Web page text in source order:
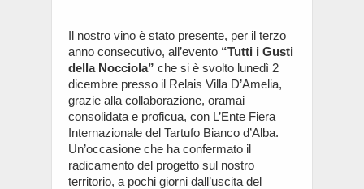
Il nostro vino è stato presente, per il terzo
anno consecutivo, all’evento “Tutti i Gusti
della Nocciola” che si è svolto lunedì 2
dicembre presso il Relais Villa D’Amelia,
grazie alla collaborazione, oramai
consolidata e proficua, con L’Ente Fiera
Internazionale del Tartufo Bianco d’Alba.
Un’occasione che ha confermato il
radicamento del progetto sul nostro
territorio, a pochi giorni dall’uscita del